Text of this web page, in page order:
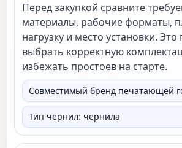
Перед закупкой сравните
материалы, рабочие форматы,
нагрузку и место установки. Это
выбрать корректную
избежать простоев на старте.
Совместимый бренд печатающей
Тип чернил: чернила